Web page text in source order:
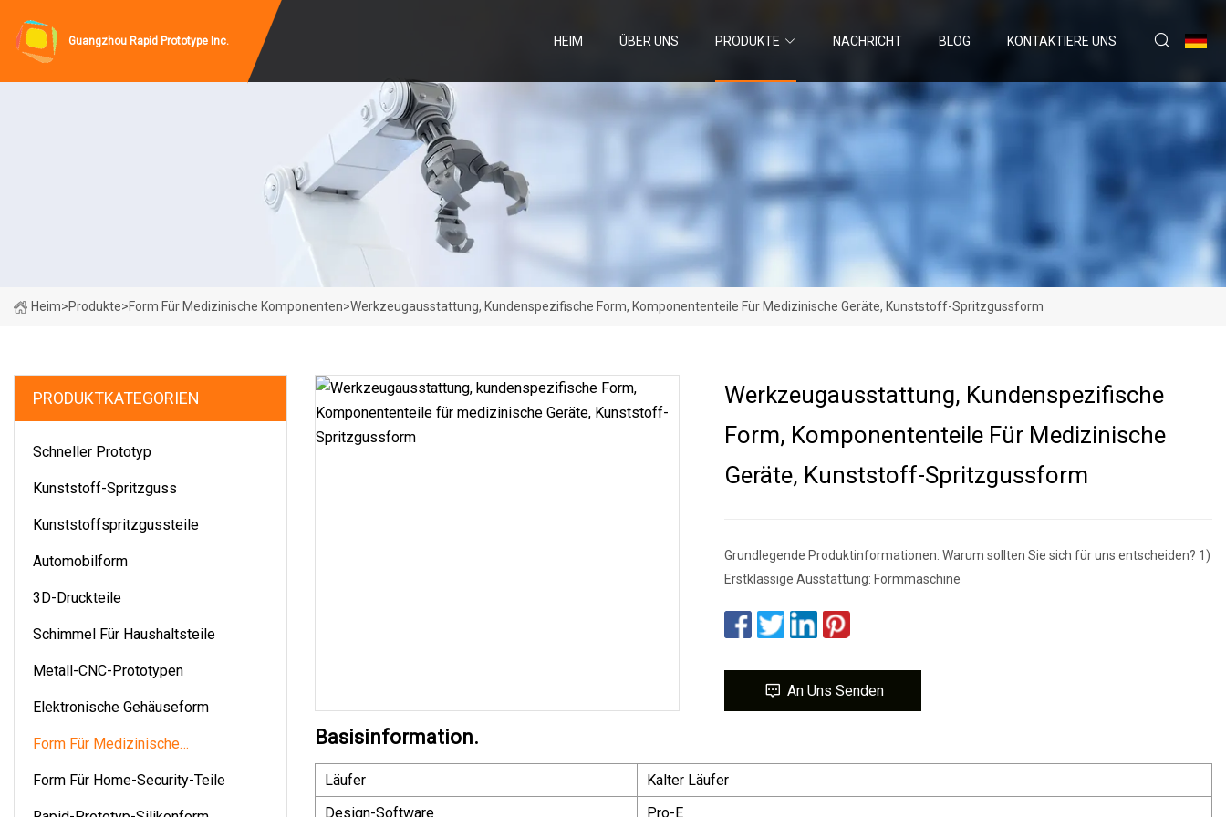
Guangzhou Rapid Prototype Inc. HEIM ÜBER UNS PRODUKTE NACHRICHT BLOG KONTAKTIERE UNS
Heim>Produkte>Form Für Medizinische Komponenten>Werkzeugausstattung, Kundenspezifische Form, Komponententeile Für Medizinische Geräte, Kunststoff-Spritzgussform
PRODUKTKATEGORIEN
Schneller Prototyp
Kunststoff-Spritzguss
Kunststoffspritzgussteile
Automobilform
3D-Druckteile
Schimmel Für Haushaltsteile
Metall-CNC-Prototypen
Elektronische Gehäuseform
Form Für Medizinische
Form Für Home-Security-Teile
Werkzeugausstattung, Kundenspezifische
Form, Komponententeile Für Medizinische
Geräte, Kunststoff-Spritzgussform
Grundlegende Produktinformationen: Warum sollten Sie sich für uns entscheiden? 1)
Erstklassige Ausstattung: Formmaschine
An Uns Senden
Basisinformation.
Läufer
Kalter Läufer
Design-Software
Pro-E